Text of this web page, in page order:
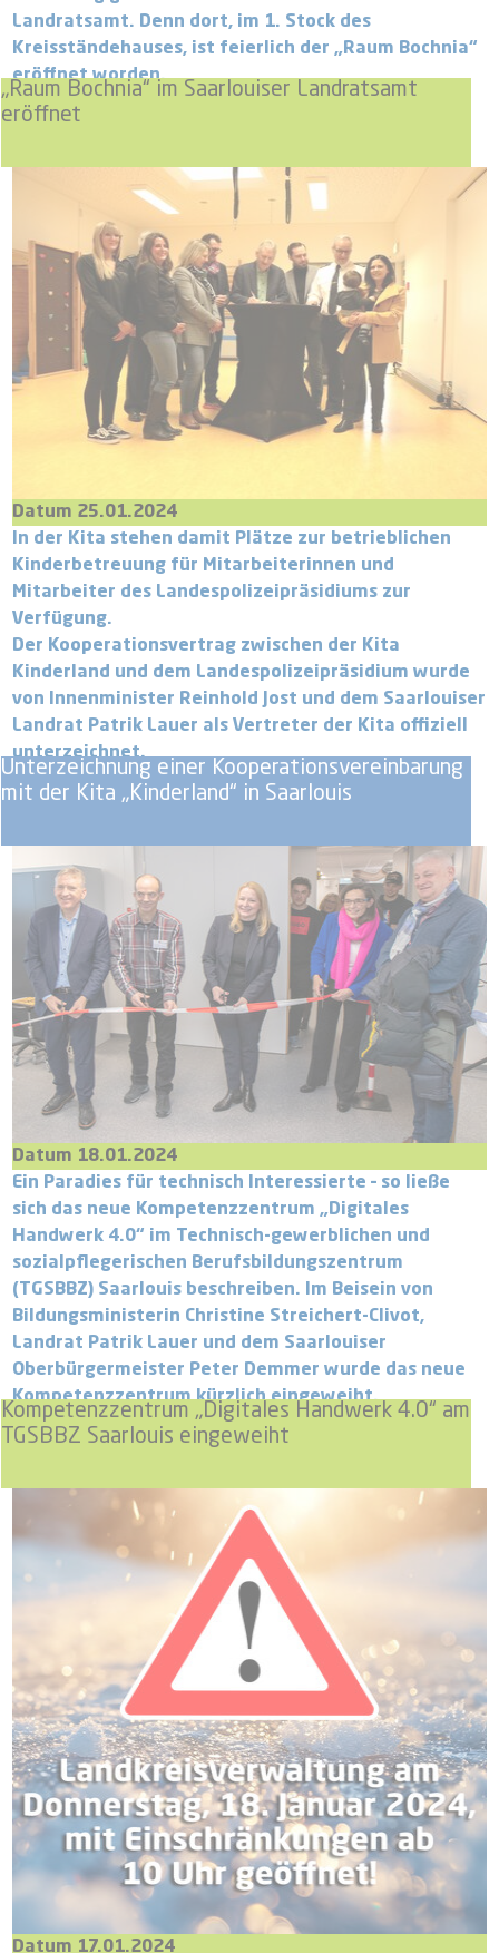
„Raum Bochnia“ im Saarlouiser Landratsamt
eröffnet
Landratsamt. Denn dort, im 1. Stock des
Kreisständehauses, ist feierlich der „Raum Bochnia“
eröffnet worden.
Unterzeichnung einer Kooperationsvereinbarung
mit der Kita „Kinderland“ in Saarlouis
Datum 25.01.2024
In der Kita stehen damit Plätze zur betrieblichen
Kinderbetreuung für Mitarbeiterinnen und
Mitarbeiter des Landespolizeipräsidiums zur
Verfügung.
Der Kooperationsvertrag zwischen der Kita
Kinderland und dem Landespolizeipräsidium wurde
von Innenminister Reinhold Jost und dem Saarlouiser
Landrat Patrik Lauer als Vertreter der Kita offiziell
unterzeichnet.
Kompetenzzentrum „Digitales Handwerk 4.0“ am
TGSBBZ Saarlouis eingeweiht
Datum 18.01.2024
Ein Paradies für technisch Interessierte – so ließe
sich das neue Kompetenzzentrum „Digitales
Handwerk 4.0“ im Technisch-gewerblichen und
sozialpflegerischen Berufsbildungszentrum
(TGSBBZ) Saarlouis beschreiben. Im Beisein von
Bildungsministerin Christine Streichert-Clivot,
Landrat Patrik Lauer und dem Saarlouiser
Oberbürgermeister Peter Demmer wurde das neue
Kompetenzzentrum kürzlich eingeweiht.
Datum 17.01.2024